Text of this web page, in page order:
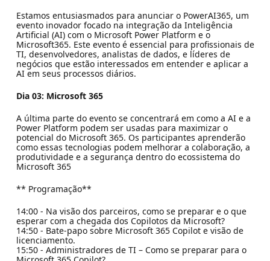
Estamos entusiasmados para anunciar o PowerAI365, um
evento inovador focado na integração da Inteligência
Artificial (AI) com o Microsoft Power Platform e o
Microsoft365. Este evento é essencial para profissionais de
TI, desenvolvedores, analistas de dados, e líderes de
negócios que estão interessados em entender e aplicar a
AI em seus processos diários.
Dia 03: Microsoft 365
A última parte do evento se concentrará em como a AI e a
Power Platform podem ser usadas para maximizar o
potencial do Microsoft 365. Os participantes aprenderão
como essas tecnologias podem melhorar a colaboração, a
produtividade e a segurança dentro do ecossistema do
Microsoft 365
** Programação**
14:00 - Na visão dos parceiros, como se preparar e o que
esperar com a chegada dos Copilotos da Microsoft?
14:50 - Bate-papo sobre Microsoft 365 Copilot e visão de
licenciamento.
15:50 - Administradores de TI – Como se preparar para o